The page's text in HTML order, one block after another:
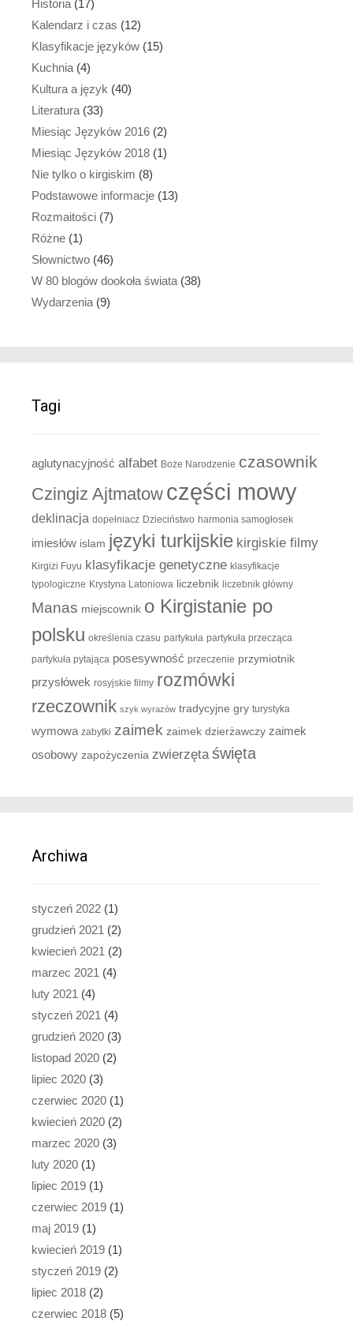
Historia (17)
Kalendarz i czas (12)
Klasyfikacje języków (15)
Kuchnia (4)
Kultura a język (40)
Literatura (33)
Miesiąc Języków 2016 (2)
Miesiąc Języków 2018 (1)
Nie tylko o kirgiskim (8)
Podstawowe informacje (13)
Rozmaitości (7)
Różne (1)
Słownictwo (46)
W 80 blogów dookoła świata (38)
Wydarzenia (9)
Tagi
aglutynacyjność alfabet Boże Narodzenie czasownik
Czingiz Ajtmatow części mowy
deklinacja dopełniacz Dzieciństwo harmonia samogłosek
imiesłów islam języki turkijskie kirgiskie filmy
Kirgizi Fuyu klasyfikacje genetyczne klasyfikacje
typologiczne Krystyna Latoniowa liczebnik liczebnik główny
Manas miejscownik o Kirgistanie po
polsku określenia czasu partykuła partykuła przecząca
partykuła pytająca posesywność przeczenie przymiotnik
przysłówek rosyjskie filmy rozmówki
rzeczownik szyk wyrazów tradycyjne gry turystyka
wymowa zabytki zaimek zaimek dzierżawczy zaimek
osobowy zapożyczenia zwierzęta święta
Archiwa
styczeń 2022 (1)
grudzień 2021 (2)
kwiecień 2021 (2)
marzec 2021 (4)
luty 2021 (4)
styczeń 2021 (4)
grudzień 2020 (3)
listopad 2020 (2)
lipiec 2020 (3)
czerwiec 2020 (1)
kwiecień 2020 (2)
marzec 2020 (3)
luty 2020 (1)
lipiec 2019 (1)
czerwiec 2019 (1)
maj 2019 (1)
kwiecień 2019 (1)
styczeń 2019 (2)
lipiec 2018 (2)
czerwiec 2018 (5)